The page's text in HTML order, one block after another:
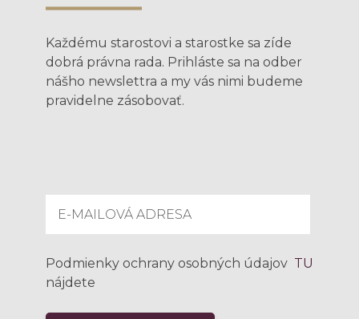
Každému starostovi a starostke sa zíde
dobrá právna rada. Prihláste sa na odber
nášho newslettra a my vás nimi budeme
pravidelne zásobovať.
Podmienky ochrany osobných údajov
nájdete
TU